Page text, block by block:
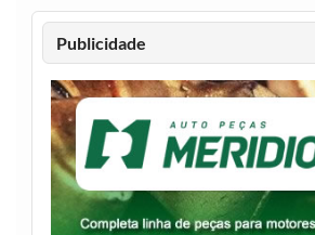
Publicidade